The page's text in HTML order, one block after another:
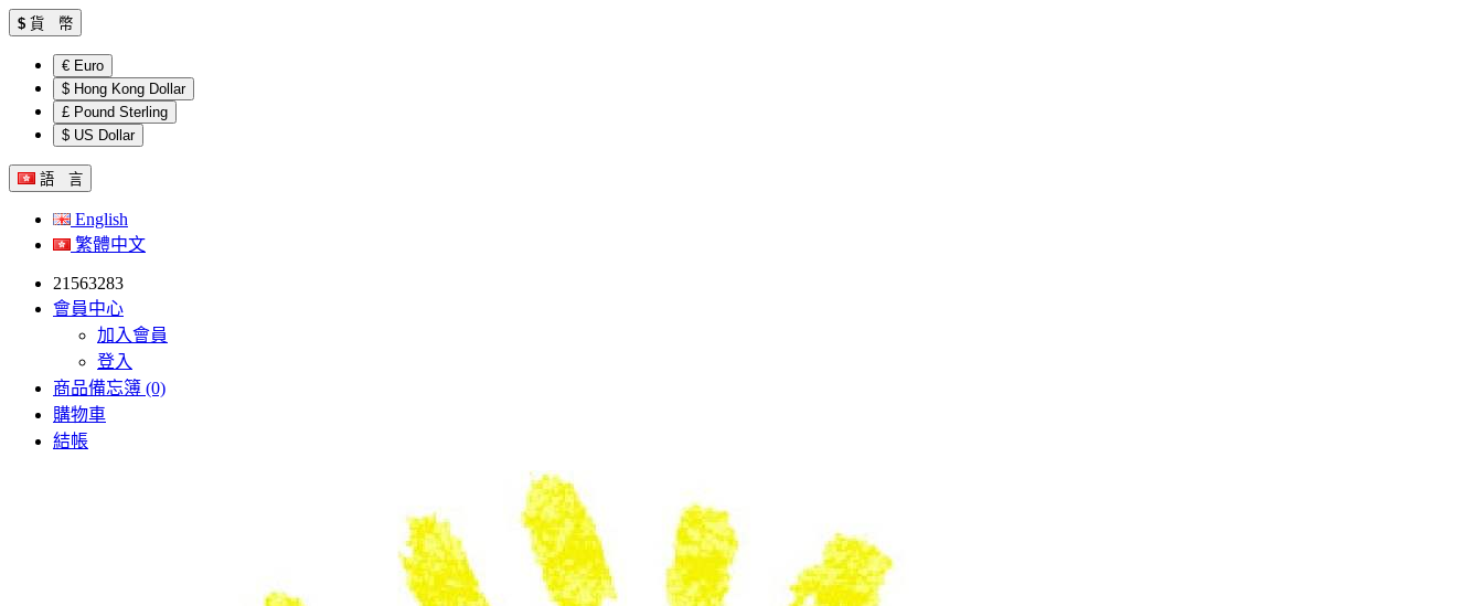
$ 貨 幣
€ Euro
$ Hong Kong Dollar
£ Pound Sterling
$ US Dollar
語 言
English
繁體中文
21563283
會員中心
加入會員
登入
商品備忘簿 (0)
購物車
結帳